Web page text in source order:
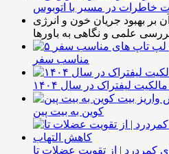
خاطرات در مسیر با اتوبوس
آن بر بهبود جریان خون و انرژی
علمی و نگاهی به باورها
مناسب سفر
لیفتراک در سال ۱۴۰۴
کوین به بیت پین
کمردرد | از تقویت عضلات تا